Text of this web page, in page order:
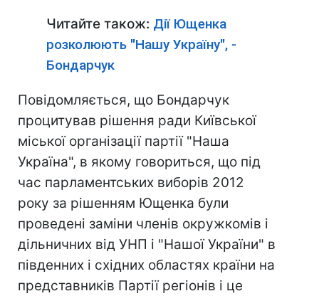
Читайте також: Дії Ющенка
розколюють "Нашу Україну", -
Бондарчук
Повідомляється, що Бондарчук
процитував рішення ради Київської
міської організації партії "Наша
Україна", в якому говориться, що під
час парламентських виборів 2012
року за рішенням Ющенка були
проведені заміни членів окружкомів і
дільничних від УНП і "Нашої України" в
південних і східних областях країни на
представників Партії регіонів і це